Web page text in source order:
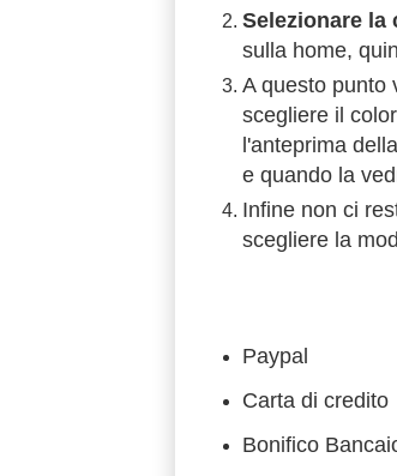
Selezionare la
sulla home,
A questo punto
scegliere il
l'anteprima
e quando la
Infine non ci
scegliere la
Paypal
Carta di credito
Bonifico